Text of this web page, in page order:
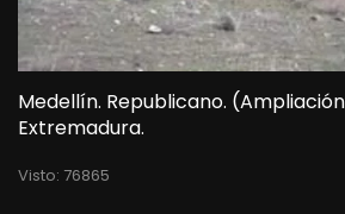
Medellín. Republicano.
Extremadura.
Visto: 76865